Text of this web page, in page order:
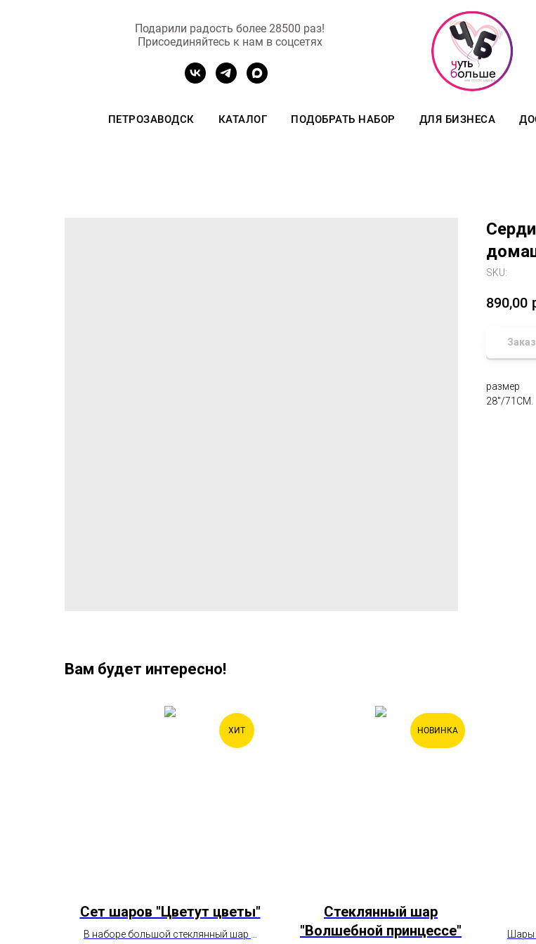
Подарили радость более 28500 раз!
Присоединяйтесь к нам в соцсетях
ПЕТРОЗАВОДСК КАТАЛОГ ПОДОБРАТЬ НАБОР ДЛЯ БИЗНЕСА
SKU:
890,00
размер
28"/71CM.
Вам будет интересно!
ХИТ
Сет шаров "Цветут цветы"
В наборе большой стеклянный шар с
НОВИНКА
Стеклянный шар
"Волшебной принцессе"